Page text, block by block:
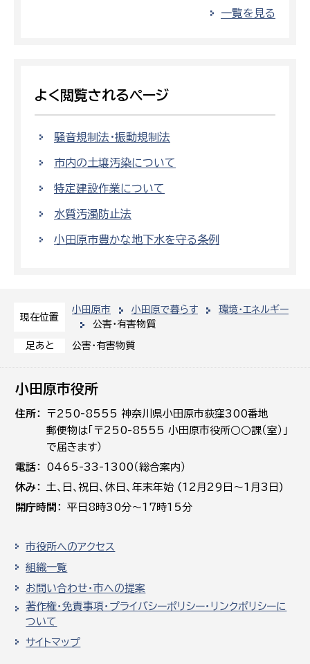
現在位置
小田原市 小田原で暮らす
環境・エネルギー
公害・有害物質
足あと 公害・有害物質
一覧を見る
よく閲覧されるページ
騒音規制法・振動規制法
市内の土壌汚染について
特定建設作業について
水質汚濁防止法
小田原市豊かな地下水を守る条例
小田原市役所
住所
〒250-8555 神奈川県小田原市荻窪300番地
郵便物は「〒250-8555 小田原市役所○○課（室）」
で届きます）
電話
0465-33-1300（総合案内）
休み
土､日､祝日、休日、年末年始 (12月29日～1月3日)
開庁時間
平日8時30分～17時15分
市役所へのアクセス
組織一覧
お問い合わせ・市への提案
著作権・免責事項・プライバシーポリシー・リンクポリシーに
ついて
サイトマップ